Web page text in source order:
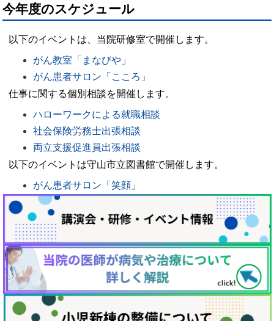
今年度のスケジュール
以下のイベントは、当院研修室で開催します。
がん教室「まなびや」
がん患者サロン「こころ」
仕事に関する個別相談を開催します。
ハローワークによる就職相談
社会保険労務士出張相談
両立支援促進員出張相談
以下のイベントは守山市立図書館で開催します。
がん患者サロン「笑顔」